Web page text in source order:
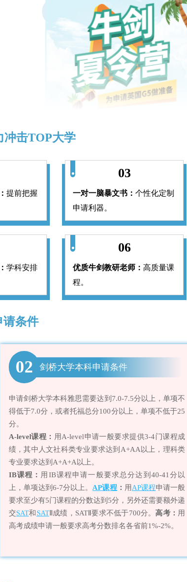
冲击TOP大学
提前把握
03
一对一脑暴文书： 个性化定制
申请利器。
学科安排
06
优质牛剑教研老师： 高质量课
程。
请条件
02 剑桥大学本科申请条件
申请剑桥大学本科雅思需要达到7.0-7.5分以上，单项不
得低于7.0分，或者托福总分100分以上，单项不低于25
分。
A-level课程： 用A-level申请一般要求提供3-4门课程成
绩，其中人文社科类专业要求达到A+AA以上，理科类
专业要求达到A+A+A以上。
IB课程： 用IB课程申请一般要求总分达到40-41分以
上，单项达到6-7分以上。AP课程： 用AP课程申请一般
要求至少有5门课程的分数达到5分，另外还需要额外递
交SAT和SATⅡ成绩，SATⅡ要求不低于700分。高考： 用
高考成绩申请一般要求高考分数排名各省前1%-2%。